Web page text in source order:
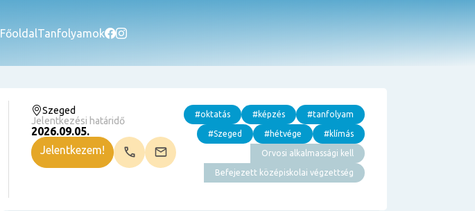
Főoldal Tanfolyamok
Szeged
Jelentkezési határidő
2026.09.05.
Jelentkezem!
#oktatás #képzés #tanfolyam
#Szeged #hétvége #klímás
Orvosi alkalmassági kell
Befejezett középiskolai végzettség